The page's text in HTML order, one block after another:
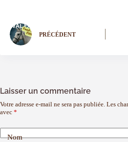
PRÉCÉDENT
Laisser un commentaire
Votre adresse e-mail ne sera pas publiée. Les
avec *
Nom